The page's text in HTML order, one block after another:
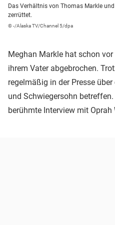
Das Verhältnis von Thomas Markle
zerrüttet.
© -/Alaska TV/Channel 5/dpa
Meghan Markle hat schon
ihrem Vater abgebrochen.
regelmäßig in der Presse
und Schwiegersohn
berühmte Interview mit Oprah